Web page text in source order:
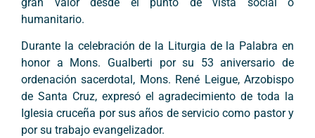
humanitario.
Durante la celebración de la Liturgia de la Palabra en
honor a Mons. Gualberti por su 53 aniversario de
ordenación sacerdotal, Mons. René Leigue, Arzobispo
de Santa Cruz, expresó el agradecimiento de toda la
Iglesia cruceña por sus años de servicio como pastor y
por su trabajo evangelizador.